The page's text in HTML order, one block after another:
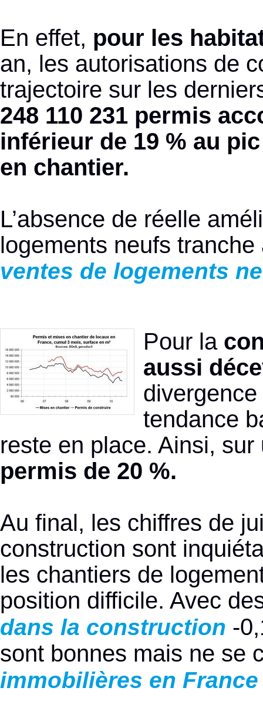
En effet, pour les
an, les autorisations de
trajectoire sur les
248 110 231 permis
inférieur de 19 % au
en chantier.
L’absence de réelle
logements neufs
ventes de logements
Pour la
aussi
tendance
reste en place. Ainsi,
permis de 20 %.
Au final, les chiffres de
construction sont
les chantiers de
position difficile. Avec
dans la construction -
sont bonnes mais ne se
immobilières en France